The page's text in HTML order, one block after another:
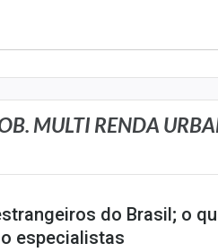
MULTI RENDA
do Brasil; o
especialistas